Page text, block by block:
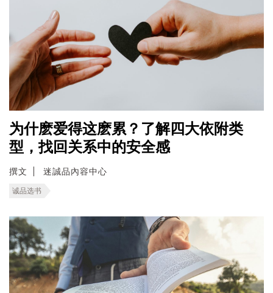
为什麽爱得这麽累？了解四大依附类
型，找回关系中的安全感
撰文 迷誠品內容中心
诚品选书